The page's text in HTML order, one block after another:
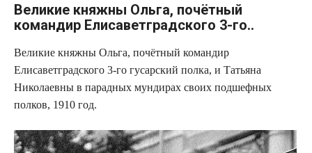
Великие княжны Ольга, почётный
командир Елисаветградского 3-го..
Великие княжны Ольга, почётный командир
Елисаветградского 3-го гусарский полка, и Татьяна
Николаевны в парадных мундирах своих подшефных
полков, 1910 год.